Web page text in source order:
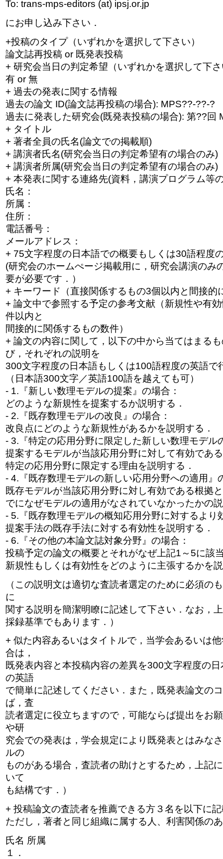
To: trans-mps-editors (at) ipsj.or.jp
にお申し込み下さい．
+投稿のタイプ（いずれかを選択して下さい）
論文誌再投稿 or 既発表投稿
+ 研究会当日の判定希望（いずれかを選択して下
有 or 無
+ 過去の発表に関する情報
過去の論文 ID(論文誌再投稿の場合): MPS??-??-?
過去に発表した研究会(既発表投稿の場合): 第??回
+ タイトル
+ 著者全員の氏名(論文での掲載順)
+ 講演者氏名(研究会当日の判定希望有の場合のみ)
+ 講演者所属(研究会当日の判定希望有の場合のみ)
+ 本発表に関する連絡先(資料，講演プログラム等
氏名：
所属：
住所：
電話番号：
メールアドレス：
+ 75文字程度の日本語での概要もしくは30語程度
(研究会のホームぺージ掲載用に，研究会講演のみ
要が必要です．）
+ キーワード（直接関係するもの3個以内と間接的
+ 論文中で参照する予定の参考文献（新規性や有
件以内と
間接的に関係するもの数件）
+ 論文の内容に関して，以下の中から当てはまる
び，それぞれの説明を
300文字程度の日本語もしくは100語程度の英語で
（日本語300文字／英語100語を越えても可）
- 1.『新しい数理モデルの提案』の場合：
どのような新規性を提案するか説明する．
- 2.『既存数理モデルの改良』の場合：
改良点にどのような新規性があるかを説明する．
- 3.『特定の応用分野に限定した新しい数理モデル
提案するモデルが当該応用分野に対して有効であ
特定の応用分野に限定する理由を説明する．
- 4.『既存数理モデルの新しい応用分野への適用』
既存モデルが当該応用分野に対し有効である根拠
でになぜモデルの適用がなされていなかったかの
- 5.『既存数理モデルの概知応用分野に対するより
提案手法の既存手法に対する有効性を説明する．
- 6.『その他の本論文誌対象分野』の場合：
投稿予定の論文の概要とそれがなぜ上記1～5に該
新規性もしくは有効性をどのように主張するかを
（この説明文は適切な査読者選定のために必須の
に
関する説明を簡潔明瞭に記述して下さい．なお，
採録基準でもあります．）
+ 似た内容あるいはタイトルで，当学会あるいは
合は，
既発表内容と本投稿内容の差異を300文字程度の
の英語
で簡単に記述してください．また，既発表論文の
ば，査
読者選定に役立ちますので，可能ならば提出をお
や研
究会での発表は，学会規定により既発表とはみな
ルの
ものがある場合，査読者の助けとするため，上記
いて
も結構です．）
+ 投稿論文の査読者を推薦できる方３名を以下に
ただし，著者と同じ組織に属する人、利害関係の
氏名 所属
１．